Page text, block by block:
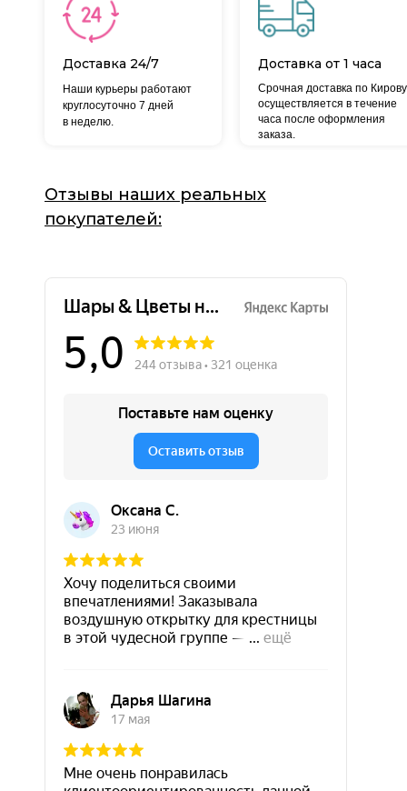
Доставка 24/7
Срочная доставка по Кирову
осуществляется в течение
часа после оформления
заказа.
Наши курьеры работают
круглосуточно 7 дней
в неделю.
Доставка от 1 часа
Отзывы наших реальных
покупателей: